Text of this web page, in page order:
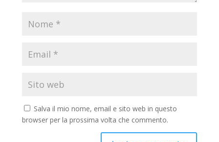
Salva il mio nome, email e sito web in questo
browser per la prossima volta che commento.